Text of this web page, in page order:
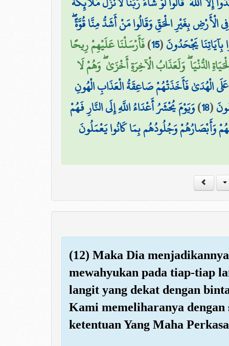
الْأَرْضِ بِغَيْرِ الْحَقِّ وَقَالُوا مَنْ أَشَدُّ مِنَّا قُوَّةً
بِآيَاتِنَا يَجْحَدُونَ(
15
)فَأَرْسَلْنَا عَلَيْهِمْ رِيحًا
الدُّنْيَا ۖ وَلَعَذَابُ الْآخِرَةِ أَخْزَىٰ ۖ وَهُمْ لَا
الْهُدَىٰ فَأَخَذَتْهُمْ صَاعِقَةُ الْعَذَابِ الْهُونِ
(
18
)وَيَوْمَ يُحْشَرُ أَعْدَاءُ اللَّهِ إِلَى النَّارِ فَهُمْ
وَأَبْصَارُهُمْ وَجُلُودُهُم بِمَا كَانُوا يَعْمَلُونَ
(12) Maka Dia
mewahyukan pada tiap-tiap
langit yang dekat dengan
Kami memeliharanya
ketentuan Yang Maha